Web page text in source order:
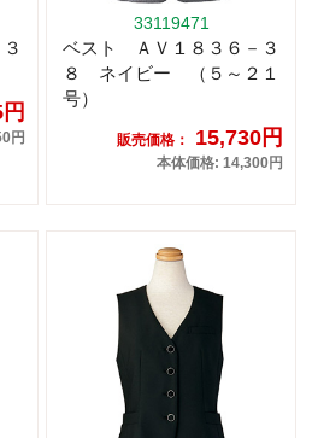
円
33119471
ベスト ＡＶ１８３６－３
８ ネイビー （５～２１
号）
販売価格： 15,730円
本体価格: 14,300円